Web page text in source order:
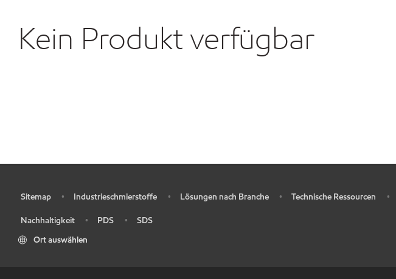
Kein Produkt verfügbar
Sitemap • Industrieschmierstoffe • Lösungen nach Branche • Technische Ressourcen •
Nachhaltigkeit • PDS •
SDS
Ort auswählen